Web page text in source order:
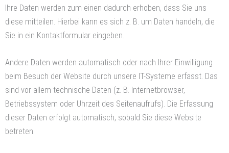
Ihre Daten werden zum einen dadurch erhoben, dass Sie uns
diese mitteilen. Hierbei kann es sich z. B. um Daten handeln, die
Sie in ein Kontaktformular eingeben.
Andere Daten werden automatisch oder nach Ihrer Einwilligung
beim Besuch der Website durch unsere IT-Systeme erfasst. Das
sind vor allem technische Daten (z. B. Internetbrowser,
Betriebssystem oder Uhrzeit des Seitenaufrufs). Die Erfassung
dieser Daten erfolgt automatisch, sobald Sie diese Website
betreten.